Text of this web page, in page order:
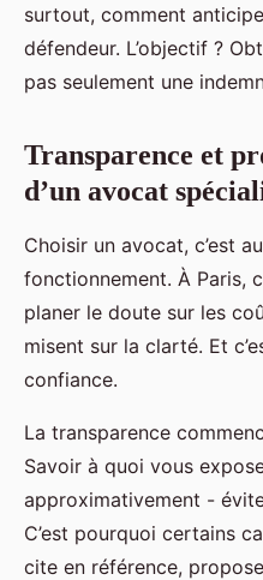
surtout, comment
défendeur. L’objectif ?
pas seulement une
Transparence et
d’un avocat
Choisir un avocat, c’est
fonctionnement. À Paris,
planer le doute sur les
misent sur la clarté. Et
confiance.
La transparence
Savoir à quoi vous
approximativement -
C’est pourquoi certains
cite en référence,